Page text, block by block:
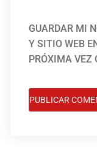
GUARDAR MI
Y SITIO WEB
PRÓXIMA VEZ